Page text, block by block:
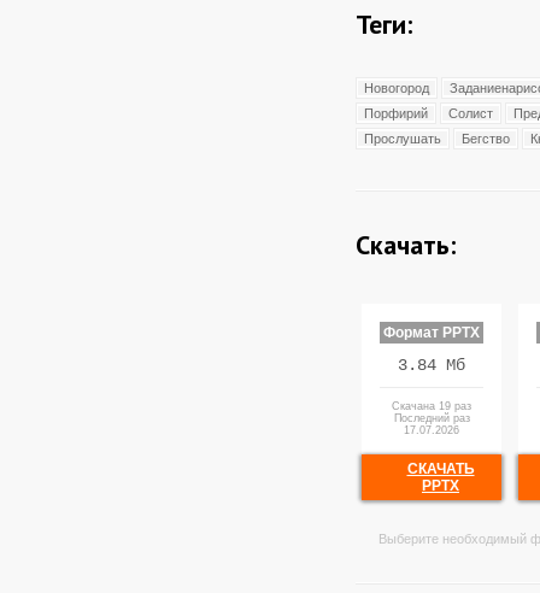
Теги:
Новогород
Порфирий
Солист
Прослушать
Бегство
Скачать:
Формат PPTX
3.84 Мб
Скачана 19 раз
Последний раз
17.07.2026
СКАЧАТЬ
PPTX
Выберите необходимый